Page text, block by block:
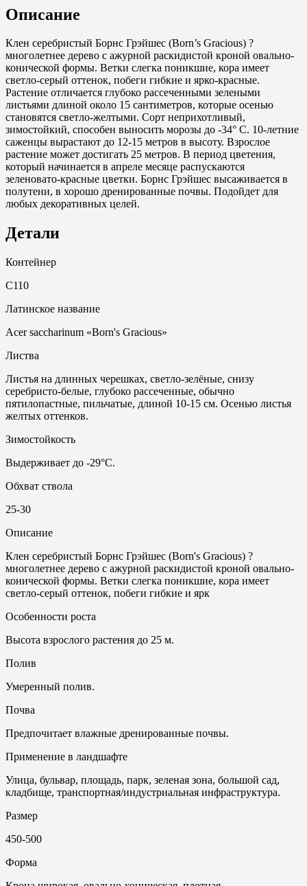
500,
25-
30,
C110
Описание
Клен серебристый Борнс Грэйшес (Born’s Gracious) ?
многолетнее дерево с ажурной раскидистой кроной овально-
конической формы. Ветки слегка поникшие, кора имеет
светло-серый оттенок, побеги гибкие и ярко-красные.
Растение отличается глубоко рассеченными зелеными
листьями длиной около 15 сантиметров, которые осенью
становятся светло-желтыми. Сорт неприхотливый,
зимостойкий, способен выносить морозы до -34° С. 10-летние
саженцы вырастают до 12-15 метров в высоту. Взрослое
растение может достигать 25 метров. В период цветения,
который начинается в апреле месяце распускаются
зеленовато-красные цветки. Борнс Грэйшес высаживается в
полутени, в хорошо дренированные почвы. Подойдет для
любых декоративных целей.
Детали
Контейнер
С110
Латинское название
Acer saccharinum «Born's Gracious»
Листва
Листья на длинных черешках, светло-зелёные, снизу
серебристо-белые, глубоко рассеченные, обычно
пятилопастные, пильчатые, длиной 10-15 см. Осенью листья
желтых оттенков.
Зимостойкость
Выдерживает до -29°С.
Обхват ствола
25-30
Описание
Клен серебристый Борнс Грэйшес (Born's Gracious) ?
многолетнее дерево с ажурной раскидистой кроной овально-
конической формы. Ветки слегка поникшие, кора имеет
светло-серый оттенок, побеги гибкие и ярк
Особенности роста
Высота взрослого растения до 25 м.
Полив
Умеренный полив.
Почвa
Предпочитает влажные дренированные почвы.
Применение в ландшафте
Улица, бульвар, площадь, парк, зеленая зона, большой сад,
кладбище, транспортная/индустриальная инфраструктура.
Размер
450-500
Форма